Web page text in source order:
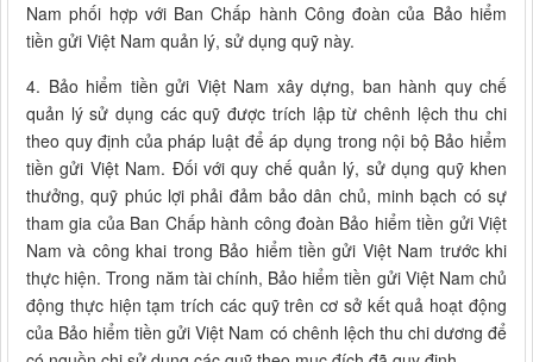
Nam phối hợp với Ban Chấp hành Công đoàn của Bảo hiểm
tiền gửi Việt Nam quản lý, sử dụng quỹ này.
4. Bảo hiểm tiền gửi Việt Nam xây dựng, ban hành quy chế
quản lý sử dụng các quỹ được trích lập từ chênh lệch thu chi
theo quy định của pháp luật để áp dụng trong nội bộ Bảo hiểm
tiền gửi Việt Nam. Đối với quy chế quản lý, sử dụng quỹ khen
thưởng, quỹ phúc lợi phải đảm bảo dân chủ, minh bạch có sự
tham gia của Ban Chấp hành công đoàn Bảo hiểm tiền gửi Việt
Nam và công khai trong Bảo hiểm tiền gửi Việt Nam trước khi
thực hiện. Trong năm tài chính, Bảo hiểm tiền gửi Việt Nam chủ
động thực hiện tạm trích các quỹ trên cơ sở kết quả hoạt động
của Bảo hiểm tiền gửi Việt Nam có chênh lệch thu chi dương để